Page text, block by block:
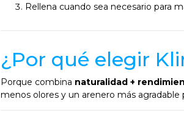
Rellena cuando sea necesario para
¿Por qué elegir
Porque combina naturalidad +
menos olores y un arenero más